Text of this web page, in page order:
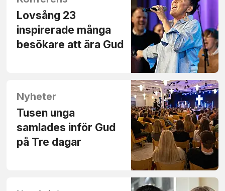
Lovsång 23
inspirerade många
besökare att ära Gud
Nyheter
Tusen unga
samlades inför Gud
på Tre dagar